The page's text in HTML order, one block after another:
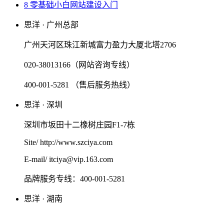
8 零基础小白网站建设入门
思洋 · 广州总部
广州天河区珠江新城富力盈力大厦北塔2706
020-38013166（网站咨询专线）
400-001-5281 （售后服务热线）
思洋 · 深圳
深圳市坂田十二橡树庄园F1-7栋
Site/ http://www.szciya.com
E-mail/ itciya@vip.163.com
品牌服务专线：400-001-5281
思洋 · 湖南